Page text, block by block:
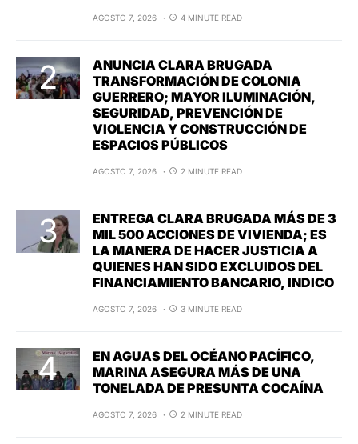
AGOSTO 7, 2026 4 MINUTE READ
ANUNCIA CLARA BRUGADA
TRANSFORMACIÓN DE COLONIA
GUERRERO; MAYOR ILUMINACIÓN,
SEGURIDAD, PREVENCIÓN DE
VIOLENCIA Y CONSTRUCCIÓN DE
ESPACIOS PÚBLICOS
AGOSTO 7, 2026 2 MINUTE READ
ENTREGA CLARA BRUGADA MÁS DE 3
MIL 500 ACCIONES DE VIVIENDA; ES
LA MANERA DE HACER JUSTICIA A
QUIENES HAN SIDO EXCLUIDOS DEL
FINANCIAMIENTO BANCARIO, INDICO
AGOSTO 7, 2026 3 MINUTE READ
EN AGUAS DEL OCÉANO PACÍFICO,
MARINA ASEGURA MÁS DE UNA
TONELADA DE PRESUNTA COCAÍNA
AGOSTO 7, 2026 2 MINUTE READ